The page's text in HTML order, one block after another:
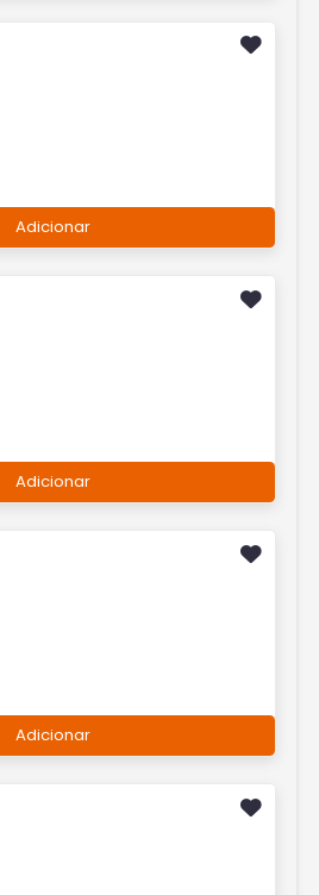
Adicionar
Adicionar
Adicionar